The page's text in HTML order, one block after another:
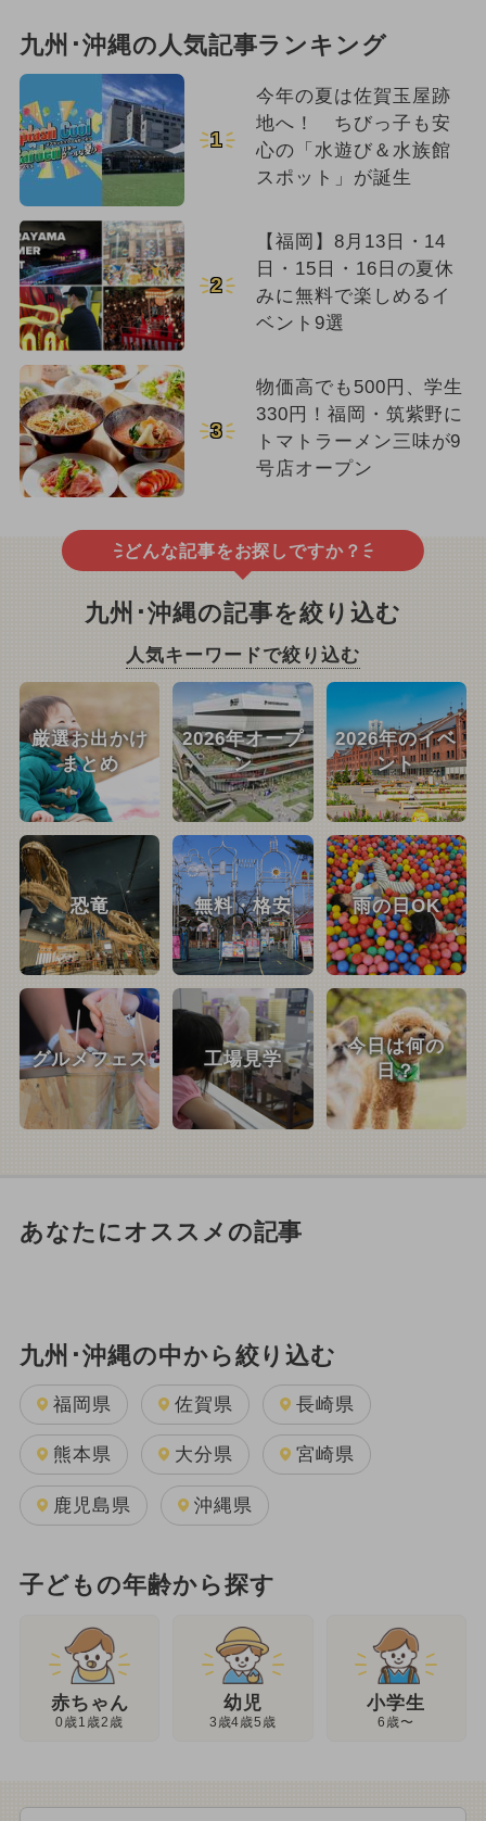
九州･沖縄の人気記事ランキング
1
今年の夏は佐賀玉屋跡
地へ！ ちびっ子も安
心の「水遊び＆水族館
スポット」が誕生
2
【福岡】8月13日・14
日・15日・16日の夏休
みに無料で楽しめるイ
ベント9選
3
物価高でも500円、学生
330円！福岡・筑紫野に
トマトラーメン三味が9
号店オープン
どんな記事をお探しですか？
九州･沖縄の記事を絞り込む
人気キーワードで絞り込む
厳選お出かけ
まとめ
2026年オープ
ン
2026年のイベ
ント
恐竜 無料・格安 雨の日OK
グルメフェス 工場見学
今日は何の
日？
あなたにオススメの記事
九州･沖縄の中から絞り込む
福岡県 佐賀県 長崎県
熊本県 大分県 宮崎県
鹿児島県 沖縄県
子どもの年齢から探す
赤ちゃん
0歳1歳2歳
幼児
3歳4歳5歳
小学生
6歳〜